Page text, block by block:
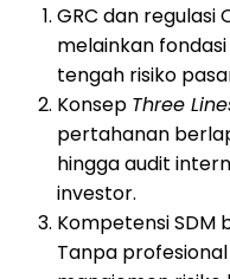
GRC dan regulasi
melainkan
tengah risiko
Konsep Three
pertahanan
hingga audit
investor.
Kompetensi SDM
Tanpa